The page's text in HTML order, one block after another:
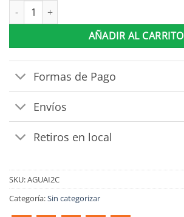
Sofá 2 Cuerpos Aguai Negro cantidad
AÑADIR AL CARRITO
Formas de Pago
Envíos
Retiros en local
SKU:AGUAI2C
Categoría:Sin categorizar